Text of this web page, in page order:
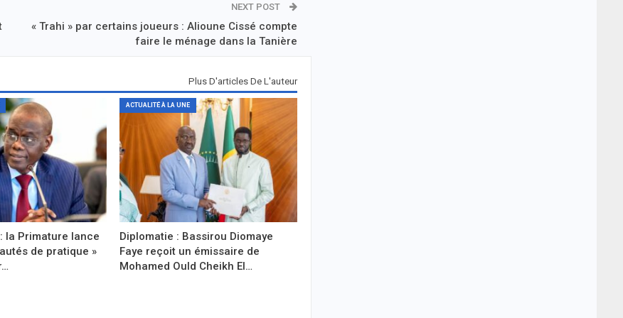
NEXT POST
« Trahi » par certains joueurs : Alioune Cissé compte
faire le ménage dans la Tanière
Plus D'articles De L'auteur
la Primature lance
de pratique »
ACTUALITÉ À LA UNE
Diplomatie : Bassirou Diomaye
Faye reçoit un émissaire de
Mohamed Ould Cheikh El…